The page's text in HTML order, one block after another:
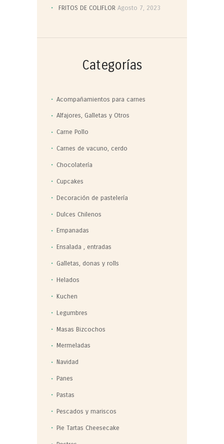
FRITOS DE COLIFLOR Agosto 7, 2023
Categorías
Acompañamientos para carnes
Alfajores, Galletas y Otros
Carne Pollo
Carnes de vacuno, cerdo
Chocolatería
Cupcakes
Decoración de pastelería
Dulces Chilenos
Empanadas
Ensalada , entradas
Galletas, donas y rolls
Helados
Kuchen
Legumbres
Masas Bizcochos
Mermeladas
Navidad
Panes
Pastas
Pescados y mariscos
Pie Tartas Cheesecake